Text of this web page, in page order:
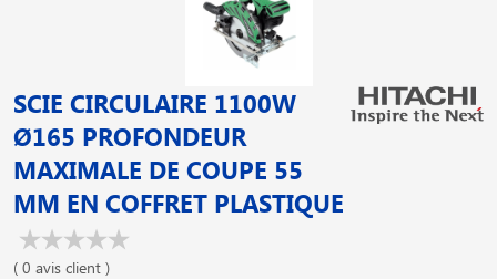
SCIE CIRCULAIRE 1100W
Ø165 PROFONDEUR
MAXIMALE DE COUPE 55
MM EN COFFRET PLASTIQUE
( 0 avis client )